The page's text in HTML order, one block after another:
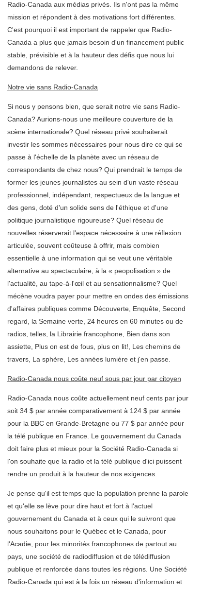
Radio-Canada aux médias privés. Ils n'ont pas la même
mission et répondent à des motivations fort différentes.
C'est pourquoi il est important de rappeler que Radio-
Canada a plus que jamais besoin d'un financement public
stable, prévisible et à la hauteur des défis que nous lui
demandons de relever.
Notre vie sans Radio-Canada
Si nous y pensons bien, que serait notre vie sans Radio-
Canada? Aurions-nous une meilleure couverture de la
scène internationale? Quel réseau privé souhaiterait
investir les sommes nécessaires pour nous dire ce qui se
passe à l'échelle de la planète avec un réseau de
correspondants de chez nous? Qui prendrait le temps de
former les jeunes journalistes au sein d'un vaste réseau
professionnel, indépendant, respectueux de la langue et
des gens, doté d'un solide sens de l'éthique et d'une
politique journalistique rigoureuse? Quel réseau de
nouvelles réserverait l'espace nécessaire à une réflexion
articulée, souvent coûteuse à offrir, mais combien
essentielle à une information qui se veut une véritable
alternative au spectaculaire, à la « peopolisation » de
l'actualité, au tape-à-l'œil et au sensationnalisme? Quel
mécène voudra payer pour mettre en ondes des émissions
d'affaires publiques comme Découverte, Enquête, Second
regard, la Semaine verte, 24 heures en 60 minutes ou de
radios, telles, la Librairie francophone, Bien dans son
assiette, Plus on est de fous, plus on lit!, Les chemins de
travers, La sphère, Les années lumière et j'en passe.
Radio-Canada nous coûte neuf sous par jour par citoyen
Radio-Canada nous coûte actuellement neuf cents par jour
soit 34 $ par année comparativement à 124 $ par année
pour la BBC en Grande-Bretagne ou 77 $ par année pour
la télé publique en France. Le gouvernement du Canada
doit faire plus et mieux pour la Société Radio-Canada si
l'on souhaite que la radio et la télé publique d'ici puissent
rendre un produit à la hauteur de nos exigences.
Je pense qu'il est temps que la population prenne la parole
et qu'elle se lève pour dire haut et fort à l'actuel
gouvernement du Canada et à ceux qui le suivront que
nous souhaitons pour le Québec et le Canada, pour
l'Acadie, pour les minorités francophones de partout au
pays, une société de radiodiffusion et de télédiffusion
publique et renforcée dans toutes les régions. Une Société
Radio-Canada qui est à la fois un réseau d'information et